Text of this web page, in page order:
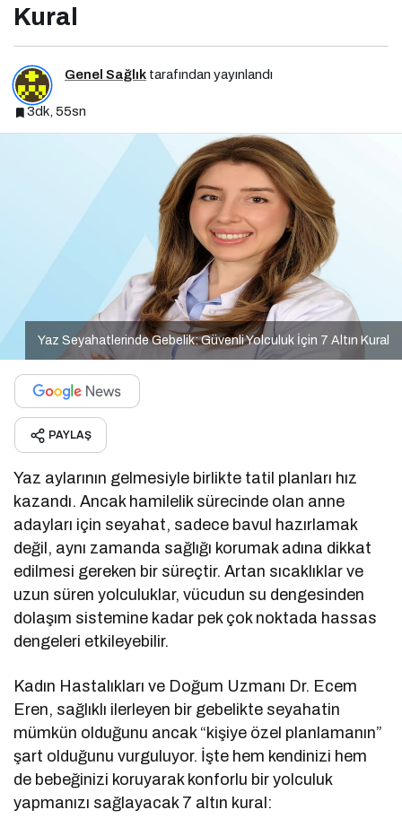
Kural
Genel Sağlık tarafından yayınlandı
3dk, 55sn
Yaz Seyahatlerinde Gebelik: Güvenli Yolculuk İçin 7 Altın Kural
PAYLAŞ
Yaz aylarının gelmesiyle birlikte tatil planları hız
kazandı. Ancak hamilelik sürecinde olan anne
adayları için seyahat, sadece bavul hazırlamak
değil, aynı zamanda sağlığı korumak adına dikkat
edilmesi gereken bir süreçtir. Artan sıcaklıklar ve
uzun süren yolculuklar, vücudun su dengesinden
dolaşım sistemine kadar pek çok noktada hassas
dengeleri etkileyebilir.
Kadın Hastalıkları ve Doğum Uzmanı Dr. Ecem
Eren, sağlıklı ilerleyen bir gebelikte seyahatin
mümkün olduğunu ancak “kişiye özel planlamanın”
şart olduğunu vurguluyor. İşte hem kendinizi hem
de bebeğinizi koruyarak konforlu bir yolculuk
yapmanızı sağlayacak 7 altın kural: